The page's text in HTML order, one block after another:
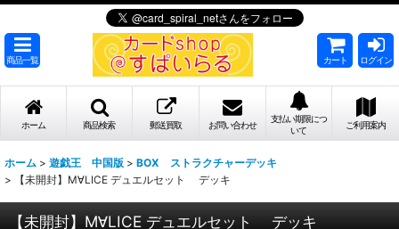
商品一覧 カート ログイン
ホーム 商品検索 郵送買取 お問い合わせ
支払い期限につ
いて
ご利用案内
ホーム > 遊戯王 中国版 > BOX ストラクチャーデッキ
>
【未開封】M∀LICE デュエルセット デッキ
【未開封】M∀LICE デュエルセット デッキ